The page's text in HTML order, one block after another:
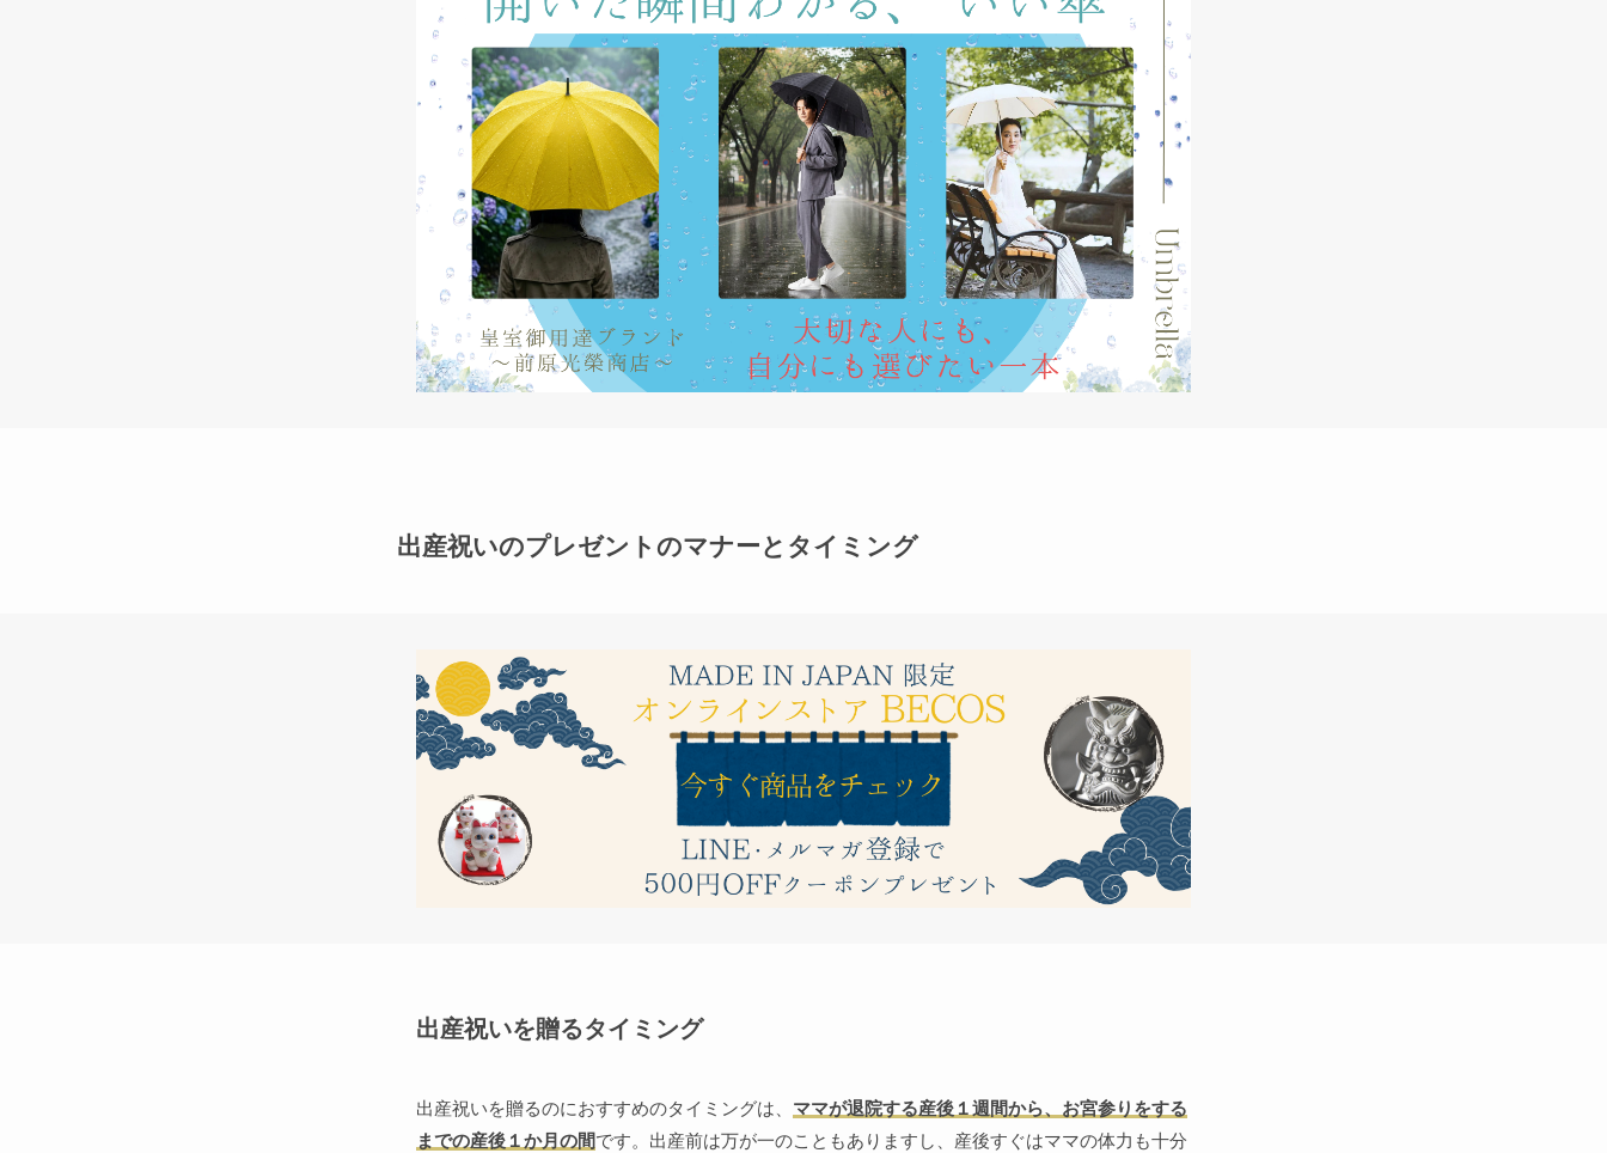
出産祝いのプレゼントのマナーとタイミング
出産祝いを贈るタイミング
出産祝いを贈るのにおすすめのタイミングは、 ママが退院する産後１週間から、お宮参りをする
までの産後１か月の間です。出産前は万が一のこともありますし、産後すぐはママの体力も十分